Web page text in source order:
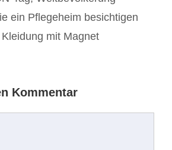
ein Pflegeheim besichtigen
mit Magnet
Kommentar